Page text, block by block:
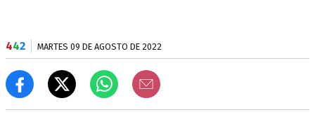
442 MARTES 09 DE AGOSTO DE 2022